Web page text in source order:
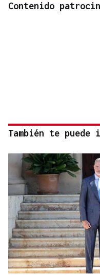
Contenido
También te puede